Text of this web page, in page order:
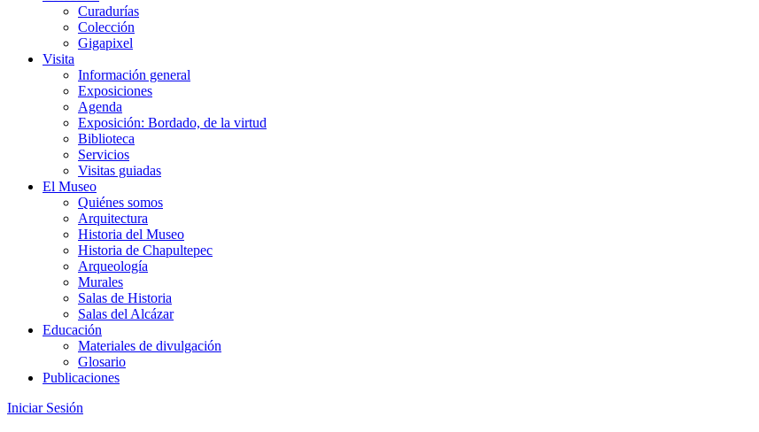
Curadurías
Colección
Gigapixel
Visita
Información general
Exposiciones
Agenda
Exposición: Bordado, de la virtud
Biblioteca
Servicios
Visitas guiadas
El Museo
Quiénes somos
Arquitectura
Historia del Museo
Historia de Chapultepec
Arqueología
Murales
Salas de Historia
Salas del Alcázar
Educación
Materiales de divulgación
Glosario
Publicaciones
Iniciar Sesión